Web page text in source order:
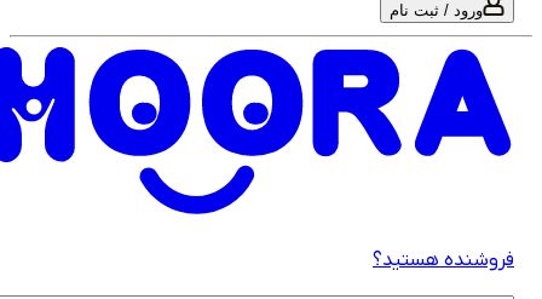
ورود / ثبت نام
هستید؟